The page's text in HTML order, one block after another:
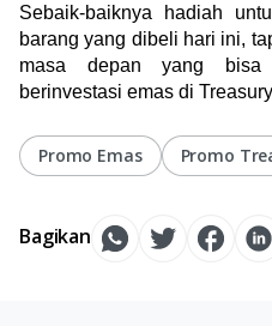
Sebaik-baiknya hadiah
barang yang dibeli hari ini,
masa depan yang bisa
berinvestasi emas di
Promo Emas Promo
Bagikan